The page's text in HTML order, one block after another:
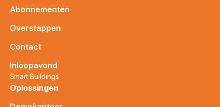
Abonnementen
Overstappen
Contact
Inloopavond
Smart Buildings
Oplossingen